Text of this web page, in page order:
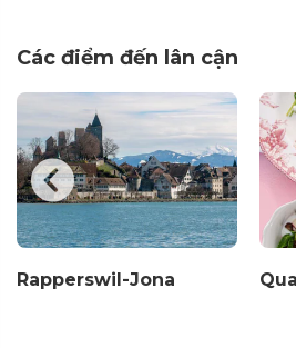
Các điểm đến lân cận
Rapperswil-Jona